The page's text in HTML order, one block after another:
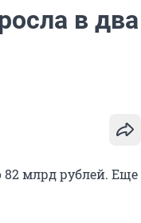
в два
млрд рублей. Еще